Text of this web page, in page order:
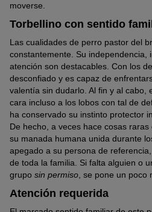
moverse.
Torbellino con sentido
Las cualidades de perro pastor del
constantemente. Su independencia,
atención son destacables. Con los
desconfiado y es capaz de
valentía sin dudarlo. Al fin y al cabo,
cara incluso a los lobos con tal de
ha conservado su instinto protector
De hecho, a veces hace cosas
su manada humana unida durante
apegado a su persona de
de toda la familia. Si falta alguien o
grupo sin permiso , se pone un poco
Atención requerida